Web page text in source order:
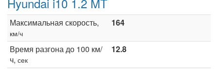
Максимальная скорость,
км/ч
164
Время разгона до 100 км/
ч, сек
12.8